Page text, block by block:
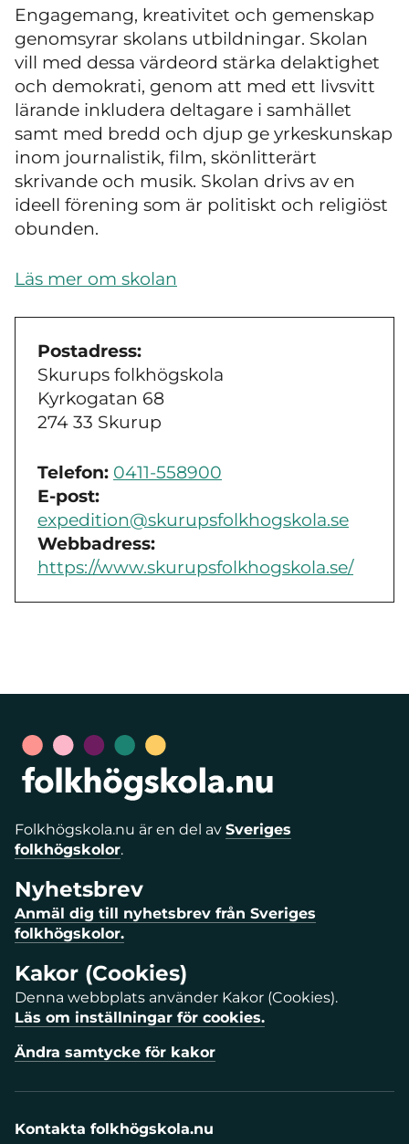
Engagemang, kreativitet och gemenskap
genomsyrar skolans utbildningar. Skolan
vill med dessa värdeord stärka delaktighet
och demokrati, genom att med ett livsvitt
lärande inkludera deltagare i samhället
samt med bredd och djup ge yrkeskunskap
inom journalistik, film, skönlitterärt
skrivande och musik. Skolan drivs av en
ideell förening som är politiskt och religiöst
obunden.
Läs mer om skolan
Postadress:
Skurups folkhögskola
Kyrkogatan 68
274 33 Skurup
Telefon: 0411-558900
E-post:
expedition@skurupsfolkhogskola.se
Webbadress:
https://www.skurupsfolkhogskola.se/
Folkhögskola.nu är en del av Sveriges
folkhögskolor.
Nyhetsbrev
Anmäl dig till nyhetsbrev från Sveriges
folkhögskolor.
Kakor (Cookies)
Denna webbplats använder Kakor (Cookies).
Läs om inställningar för cookies.
Ändra samtycke för kakor
Kontakta folkhögskola.nu